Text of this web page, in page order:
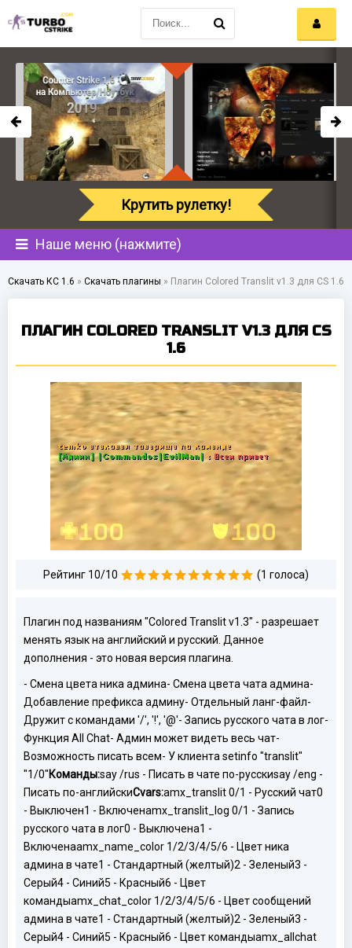
Наше меню (нажмите)
Скачать КС 1.6 » Скачать плагины » Плагин Colored Translit v1.3 для CS 1.6
ПЛАГИН COLORED TRANSLIT V1.3 ДЛЯ CS
1.6
Рейтинг 10/10 (1 голоса)
Плагин под названиям "Colored Translit v1.3" - разрешает
менять язык на английский и русский. Данное
дополнения - это новая версия плагина.
- Смена цвета ника админа- Смена цвета чата админа-
Добавление префикса админу- Отдельный ланг-файл-
Дружит с командами '/', '!', '@'- Запись русского чата в лог-
Функция All Chat- Админ может видеть весь чат-
Возможность писать всем- У клиента setinfo "translit"
"1/0"Команды:say /rus - Писать в чате по-русскиsay /eng -
Писать по-английскиCvars:amx_translit 0/1 - Русский чат0
- Выключен1 - Включенamx_translit_log 0/1 - Запись
русского чата в лог0 - Выключена1 -
Включенаamx_name_color 1/2/3/4/5/6 - Цвет ника
админа в чате1 - Стандартный (желтый)2 - Зеленый3 -
Серый4 - Синий5 - Красный6 - Цвет
командыamx_chat_color 1/2/3/4/5/6 - Цвет сообщений
админа в чате1 - Стандартный (желтый)2 - Зеленый3 -
Серый4 - Синий5 - Красный6 - Цвет командыamx_allchat
Крутить рулетку!